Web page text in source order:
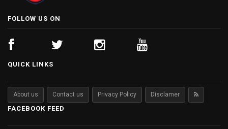
FOLLOW US ON
QUICK LINKS
About us Contact us Privacy Policy Disclamer
FACEBOOK FEED